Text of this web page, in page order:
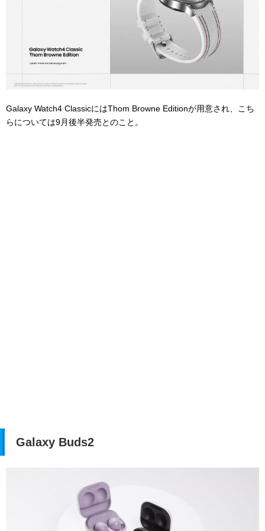
Galaxy Watch4 ClassicにはThom Browne Editionが用意され、こち
らについては9月後半発売とのこと。
Galaxy Buds2